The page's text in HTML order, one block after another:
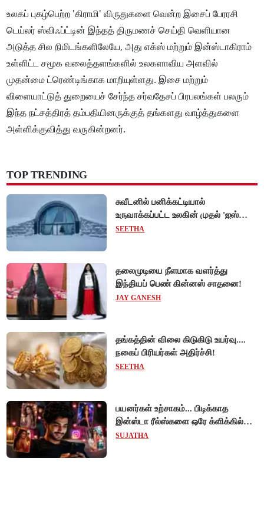
உலகப் புகழ்பெற்ற 'கிராமி' விருதுகளை வென்ற இசைப் பேரரசி
டெய்லர் ஸ்விஃப்ட்டின் இந்தத் திருமணச் செய்தி வெளியான
அடுத்த சில நிமிடங்களிலேயே, அது எக்ஸ் மற்றும் இன்ஸ்டாகிராம்
உள்ளிட்ட சமூக வலைத்தளங்களில் உலகளாவிய அளவில்
முதன்மை ட்ரெண்டிங்காக மாறியுள்ளது. இசை மற்றும்
விளையாட்டுத் துறையைச் சேர்ந்த சர்வதேசப் பிரபலங்கள் பலரும்
இந்த நட்சத்திரத் தம்பதியினருக்குத் தங்களது வாழ்த்துகளை
அள்ளிக்குவித்து வருகின்றனர்.
TOP TRENDING
சுவீடனில் பனிக்கட்டியால்
உருவாக்கப்பட்ட உலகின் முதல் 'ஐஸ்
ஓட்டல்'!
SEETHA
தலைமுடியை நீளமாக வளர்த்து
இந்தியப் பெண் கின்னஸ் சாதனை!
JAY GANESH
தங்கத்தின் விலை கிடுகிடு உயர்வு....
நகைப் பிரியர்கள் அதிர்ச்சி!
SEETHA
பயனர்கள் உற்சாகம்... பிடிக்காத
இன்ஸ்டா ரீல்ஸ்களை ஒரே க்ளிக்கில்
மாற்றியமைக்கலாம்!
SUJATHA